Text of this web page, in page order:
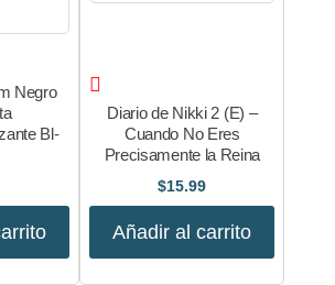
Negro
Bl-
Diario de Nikki 2 (E) –
Cuando No Eres
Precisamente la Reina
$15.99
Añadir al carrito